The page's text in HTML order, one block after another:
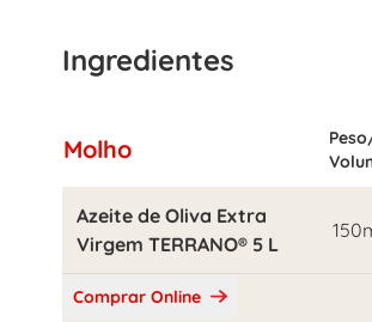
Ingredientes
Molho
Azeite de Oliva Extra
Virgem TERRANO® 5 L
Comprar Online